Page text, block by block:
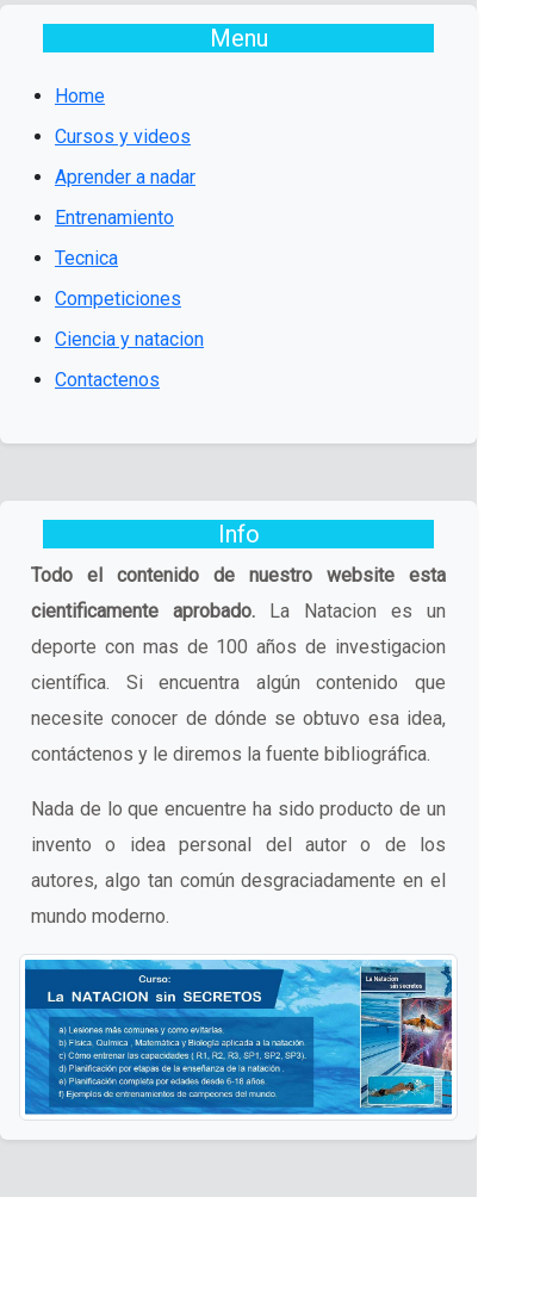
Menu
Home
Cursos y videos
Aprender a nadar
Entrenamiento
Tecnica
Competiciones
Ciencia y natacion
Contactenos
Info
Todo el contenido de nuestro website esta
cientificamente aprobado. La Natacion es un
deporte con mas de 100 años de investigacion
científica. Si encuentra algún contenido que
necesite conocer de dónde se obtuvo esa idea,
contáctenos y le diremos la fuente bibliográfica.
Nada de lo que encuentre ha sido producto de un
invento o idea personal del autor o de los
autores, algo tan común desgraciadamente en el
mundo moderno.